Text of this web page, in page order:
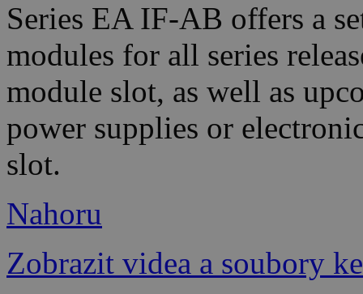
Series EA IF-AB offers a
modules for all series
module slot, as well as
power supplies or
slot.
Nahoru
Zobrazit videa a soubory